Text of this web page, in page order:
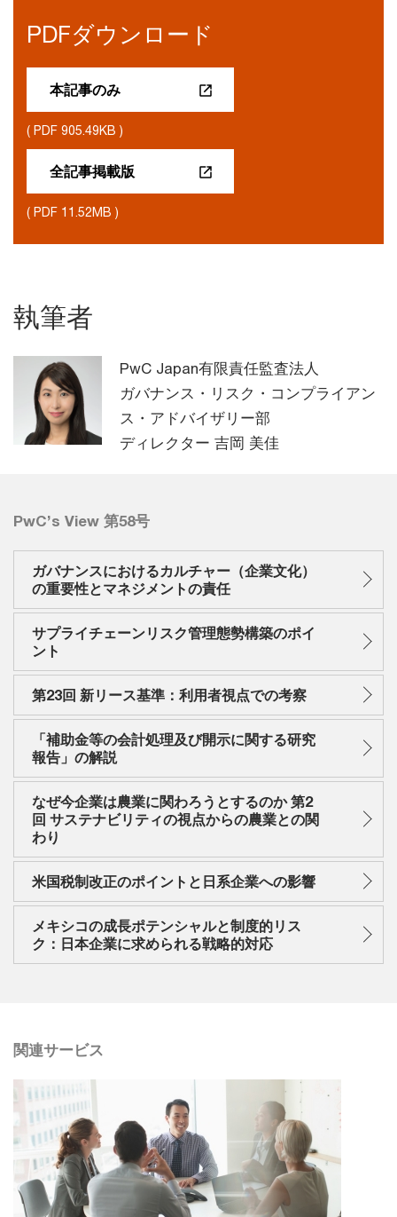
PDFダウンロード
本記事のみ
( PDF 905.49KB )
全記事掲載版
( PDF 11.52MB )
執筆者
PwC Japan有限責任監査法人
ガバナンス・リスク・コンプライアン
ス・アドバイザリー部
ディレクター 吉岡 美佳
PwC’s View 第58号
ガバナンスにおけるカルチャー（企業文化）
の重要性とマネジメントの責任
サプライチェーンリスク管理態勢構築のポイ
ント
第23回 新リース基準：利用者視点での考察
「補助金等の会計処理及び開示に関する研究
報告」の解説
なぜ今企業は農業に関わろうとするのか 第2
回 サステナビリティの視点からの農業との関
わり
米国税制改正のポイントと日系企業への影響
メキシコの成長ポテンシャルと制度的リス
ク：日本企業に求められる戦略的対応
関連サービス